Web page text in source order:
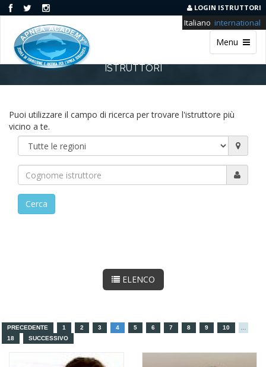
LOGIN ISTRUTTORI
Menu
Italiano international
ISTRUTTORI
Puoi utilizzare il campo di ricerca per trovare l'istruttore più
vicino a te.
ELENCO
PRECEDENTE 1 2 3 4 5 6 7 8 9 10
18
SUCCESSIVO